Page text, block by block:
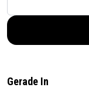
Gerade In